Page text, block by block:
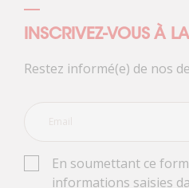
INSCRIVEZ-VOUS À
Restez informé(e) de nos
En soumettant ce
informations saisies